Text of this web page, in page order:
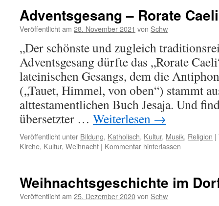
Adventsgesang – Rorate Caeli
Veröffentlicht am 28. November 2021 von Schw
„Der schönste und zugleich
Adventsgesang dürfte das „Rorate
lateinischen Gesangs, dem die
(„Tauet, Himmel, von oben“) stammt
alttestamentlichen Buch Jesaja. Und
übersetzter … Weiterlesen →
Veröffentlicht unter Bildung, Katholisch, Kultur, Musik, Religion |
Kirche, Kultur, Weihnacht | Kommentar hinterlassen
Weihnachtsgeschichte im
Veröffentlicht am 25. Dezember 2020von Schw